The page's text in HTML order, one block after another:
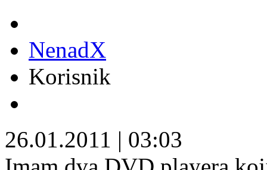
NenadX
Korisnik
26.01.2011 | 03:03